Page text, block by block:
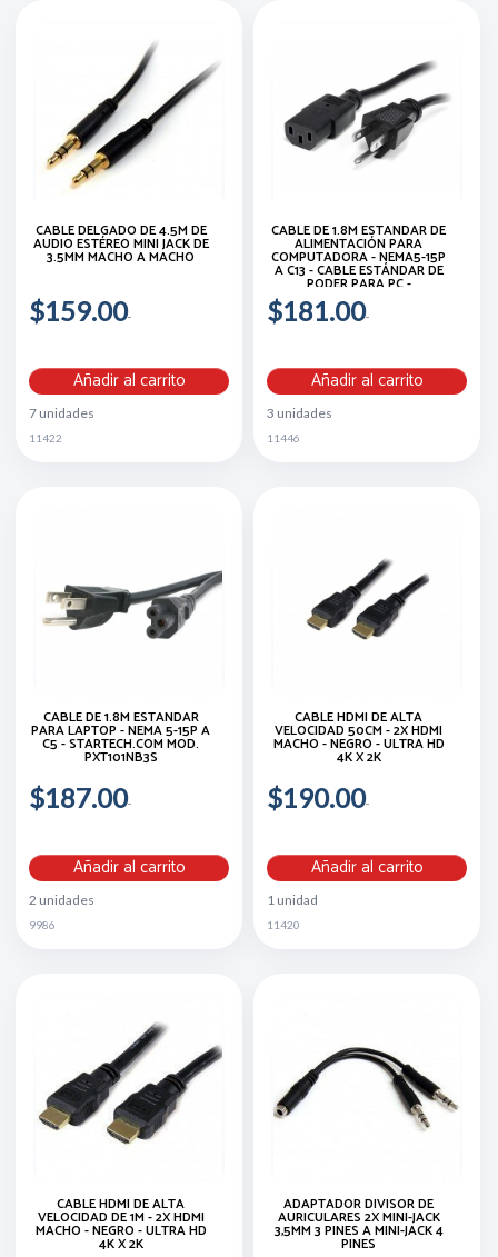
CABLE DELGADO DE 4.5M DE
AUDIO ESTÉREO MINI JACK DE
3.5MM MACHO A MACHO
$159.00
Añadir al carrito
7 unidades
11422
CABLE DE 1.8M ESTÁNDAR DE
ALIMENTACIÓN PARA
COMPUTADORA - NEMA5-15P
A C13 - CABLE ESTÁNDAR DE
PODER PARA PC -
STARTECH.COM MOD. PXT101
$181.00
Añadir al carrito
3 unidades
11446
CABLE DE 1.8M ESTÁNDAR
PARA LAPTOP - NEMA 5-15P A
C5 - STARTECH.COM MOD.
PXT101NB3S
$187.00
Añadir al carrito
2 unidades
9986
CABLE HDMI DE ALTA
VELOCIDAD 50CM - 2X HDMI
MACHO - NEGRO - ULTRA HD
4K X 2K
$190.00
Añadir al carrito
1 unidad
11420
CABLE HDMI DE ALTA
VELOCIDAD DE 1M - 2X HDMI
MACHO - NEGRO - ULTRA HD
4K X 2K
ADAPTADOR DIVISOR DE
AURICULARES 2X MINI-JACK
3,5MM 3 PINES A MINI-JACK 4
PINES